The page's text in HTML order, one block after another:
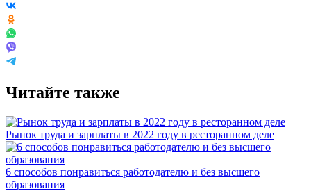
Читайте также
Рынок труда и зарплаты в 2022 году в ресторанном деле
6 способов понравиться работодателю и без высшего
образования